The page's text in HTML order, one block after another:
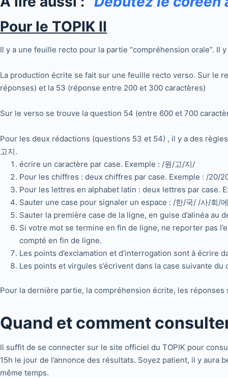
Pour le TOPIK II
Il y a une feuille recto pour la partie “compréhension orale”. Il
La production écrite se fait sur une feuille recto verso. Sur le
réponses) et la 53 (réponse entre 200 et 300 caractères)
Sur le verso se trouve la question 54 (entre 600 et 700
Pour les deux rédactions (questions 53 et 54) , il y a des
고지.
écrire un caractère par case. Exemple : /원/고/지/
Pour les chiffres : deux chiffres par case. Exemple : /20/
Pour les lettres en alphabet latin : deux lettres par case.
Sauter une case pour signaler un espace : /한/국/ /사/회/
Sauter la première case de la ligne, en guise d’alinéa au
Si votre mot se termine en fin de ligne, ne reporter pas
compté en fin de ligne.
Les points d’exclamation et d’interrogation sont à écrire
Les points et virgules s’écrivent dans la case suivante
Pour la dernière partie, la compréhension écrite, les
Quand et comment
Il suffit de se connecter sur le site officiel du TOPIK pour
15h le jour de l’annonce des résultats. Soyez patient, il y
même temps.